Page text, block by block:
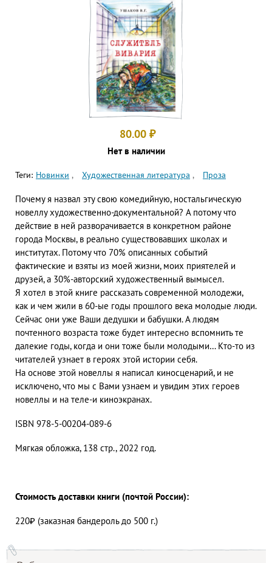
80.00 ₽
Нет в наличии
Теги: Новинки Художественная литература Проза
Почему я назвал эту свою комедийную, ностальгическую
новеллу художественно-документальной? А потому что
действие в ней разворачивается в конкретном районе
города Москвы, в реально существовавших школах и
институтах. Потому что 70% описанных событий
фактические и взяты из моей жизни, моих приятелей и
друзей, а 30%-авторский художественный вымысел.
Я хотел в этой книге рассказать современной молодежи,
как и чем жили в 60-ые годы прошлого века молодые люди.
Сейчас они уже Ваши дедушки и бабушки. А людям
почтенного возраста тоже будет интересно вспомнить те
далекие годы, когда и они тоже были молодыми… Кто-то из
читателей узнает в героях этой истории себя.
На основе этой новеллы я написал киносценарий, и не
исключено, что мы с Вами узнаем и увидим этих героев
новеллы и на теле-и киноэкранах.
ISBN 978-5-00204-089-6
Мягкая обложка, 138 стр., 2022 год.
Стоимость доставки книги (почтой России):
220₽ (заказная бандероль до 500 г.)